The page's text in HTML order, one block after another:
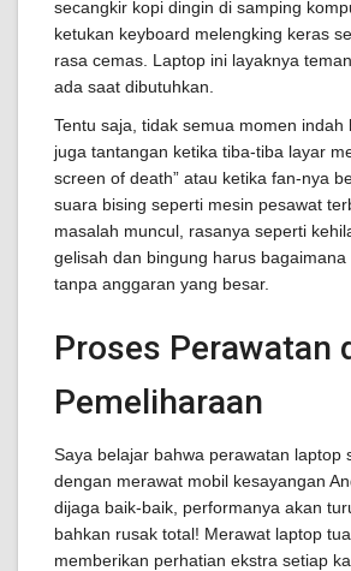
secangkir kopi dingin di samping
ketukan keyboard melengking keras
rasa cemas. Laptop ini layaknya
ada saat dibutuhkan.
Tentu saja, tidak semua momen indah
juga tantangan ketika tiba-tiba layar
screen of death” atau ketika fan-nya
suara bising seperti mesin pesawat
masalah muncul, rasanya seperti
gelisah dan bingung harus
tanpa anggaran yang besar.
Proses Perawatan
Pemeliharaan
Saya belajar bahwa perawatan laptop
dengan merawat mobil kesayangan
dijaga baik-baik, performanya akan
bahkan rusak total! Merawat laptop
memberikan perhatian ekstra setiap